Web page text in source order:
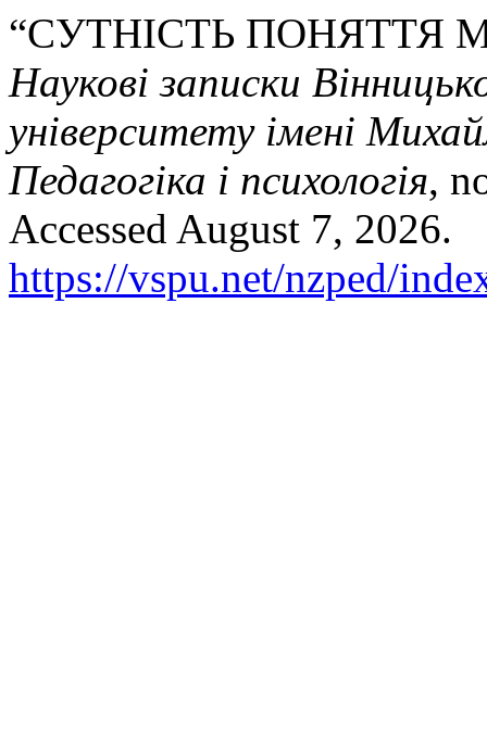
“CУТНІСТЬ ПОНЯТТЯ
Наукові записки
університету імені
Педагогіка і психологія,
Accessed August 7, 2026.
https://vspu.net/nzped/